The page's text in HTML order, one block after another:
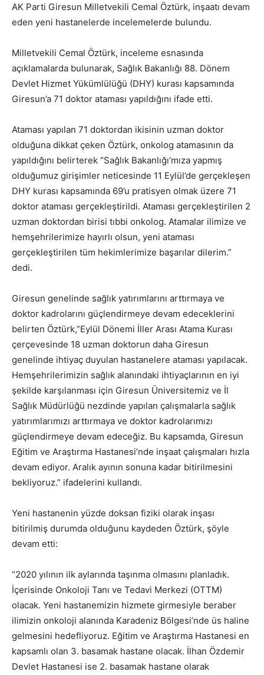
AK Parti Giresun Milletvekili Cemal Öztürk, inşaatı devam
eden yeni hastanelerde incelemelerde bulundu.
Milletvekili Cemal Öztürk, inceleme esnasında
açıklamalarda bulunarak, Sağlık Bakanlığı 88. Dönem
Devlet Hizmet Yükümlülüğü (DHY) kurası kapsamında
Giresun’a 71 doktor ataması yapıldığını ifade etti.
Ataması yapılan 71 doktordan ikisinin uzman doktor
olduğuna dikkat çeken Öztürk, onkolog atamasının da
yapıldığını belirterek “Sağlık Bakanlığı’mıza yapmış
olduğumuz girişimler neticesinde 11 Eylül’de gerçekleşen
DHY kurası kapsamında 69’u pratisyen olmak üzere 71
doktor ataması gerçekleştirildi. Ataması gerçekleştirilen 2
uzman doktordan birisi tıbbi onkolog. Atamalar ilimize ve
hemşehrilerimize hayırlı olsun, yeni ataması
gerçekleştirilen tüm hekimlerimize başarılar dilerim.”
dedi.
Giresun genelinde sağlık yatırımlarını arttırmaya ve
doktor kadrolarını güçlendirmeye devam edeceklerini
belirten Öztürk,”Eylül Dönemi İller Arası Atama Kurası
çerçevesinde 18 uzman doktorun daha Giresun
genelinde ihtiyaç duyulan hastanelere ataması yapılacak.
Hemşehrilerimizin sağlık alanındaki ihtiyaçlarının en iyi
şekilde karşılanması için Giresun Üniversitemiz ve İl
Sağlık Müdürlüğü nezdinde yapılan çalışmalarla sağlık
yatırımlarımızı arttırmaya ve doktor kadrolarımızı
güçlendirmeye devam edeceğiz. Bu kapsamda, Giresun
Eğitim ve Araştırma Hastanesi’nde inşaat çalışmaları hızla
devam ediyor. Aralık ayının sonuna kadar bitirilmesini
bekliyoruz.” ifadelerini kullandı.
Yeni hastanenin yüzde doksan fiziki olarak inşası
bitirilmiş durumda olduğunu kaydeden Öztürk, şöyle
devam etti:
“2020 yılının ilk aylarında taşınma olmasını planladık.
İçerisinde Onkoloji Tanı ve Tedavi Merkezi (OTTM)
olacak. Yeni hastanemizin hizmete girmesiyle beraber
ilimizin onkoloji alanında Karadeniz Bölgesi’nde üs haline
gelmesini hedefliyoruz. Eğitim ve Araştırma Hastanesi en
kapsamlı olan 3. basamak hastane olacak. İlhan Özdemir
Devlet Hastanesi ise 2. basamak hastane olarak